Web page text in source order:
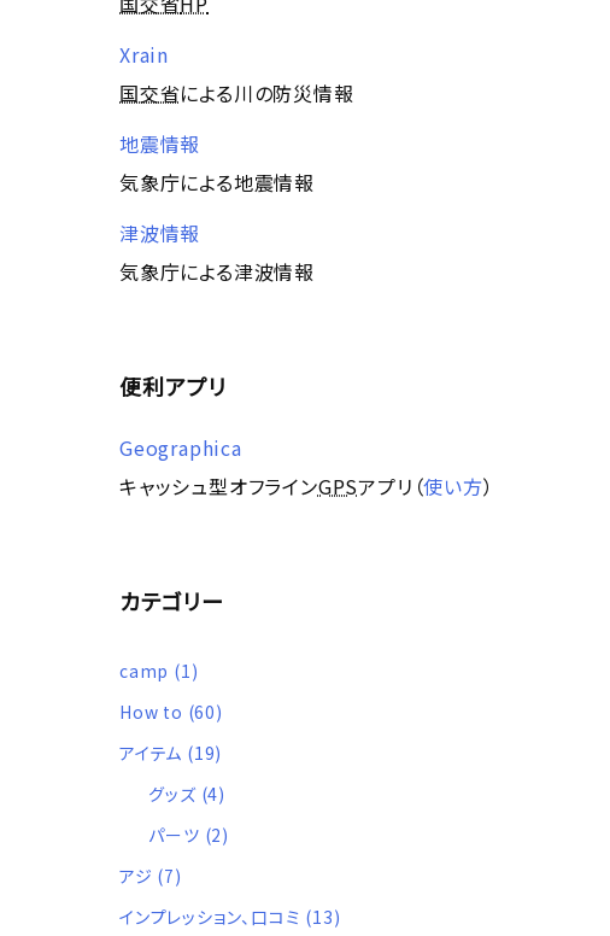
Xrain
国交省による川の防災情報
地震情報
気象庁による地震情報
津波情報
気象庁による津波情報
便利アプリ
Geographica
キャッシュ型オフラインGPSアプリ（使い方）
カテゴリー
camp (1)
How to (60)
アイテム (19)
グッズ (4)
パーツ (2)
アジ (7)
インプレッション、口コミ (13)